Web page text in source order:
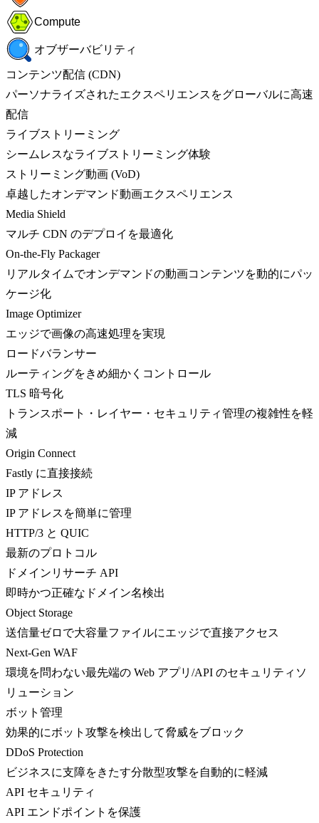
Compute
オブザーバビリティ
コンテンツ配信 (CDN)
パーソナライズされたエクスペリエンスをグローバルに高速
配信
ライブストリーミング
シームレスなライブストリーミング体験
ストリーミング動画 (VoD)
卓越したオンデマンド動画エクスペリエンス
Media Shield
マルチ CDN のデプロイを最適化
On-the-Fly Packager
リアルタイムでオンデマンドの動画コンテンツを動的にパッ
ケージ化
Image Optimizer
エッジで画像の高速処理を実現
ロードバランサー
ルーティングをきめ細かくコントロール
TLS 暗号化
トランスポート・レイヤー・セキュリティ管理の複雑性を軽
減
Origin Connect
Fastly に直接接続
IP アドレス
IP アドレスを簡単に管理
HTTP/3 と QUIC
最新のプロトコル
ドメインリサーチ API
即時かつ正確なドメイン名検出
Object Storage
送信量ゼロで大容量ファイルにエッジで直接アクセス
Next-Gen WAF
環境を問わない最先端の Web アプリ/API のセキュリティソ
リューション
ボット管理
効果的にボット攻撃を検出して脅威をブロック
DDoS Protection
ビジネスに支障をきたす分散型攻撃を自動的に軽減
API セキュリティ
API エンドポイントを保護